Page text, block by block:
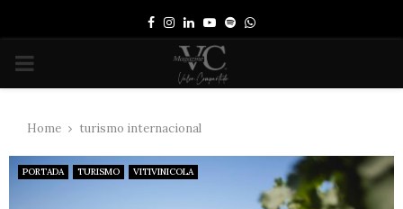
Facebook
Instagram
LinkedinYoutube
SpotifyWhatsapp
PRIMARY
Home turismo internacional
PORTADA TURISMO VITIVINICOLA